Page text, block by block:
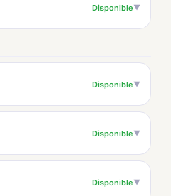
Disponible▼
Disponible▼
Disponible▼
Disponible▼